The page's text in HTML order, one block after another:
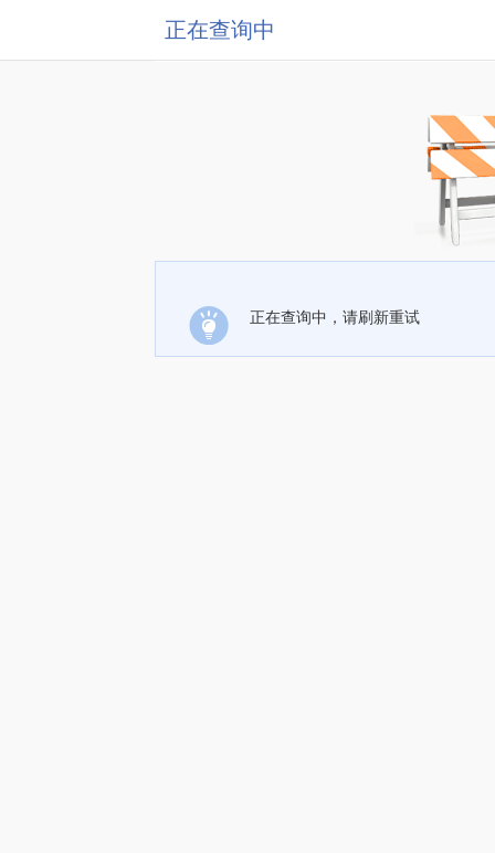
正在查询中
正在查询中，请刷新重试